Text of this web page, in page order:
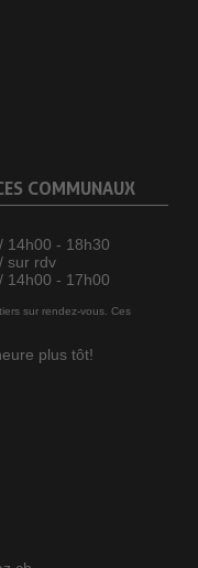
COMMUNAUX
14h00 - 18h30
sur rdv
14h00 - 17h00
sur rendez-vous. Ces
plus tôt!